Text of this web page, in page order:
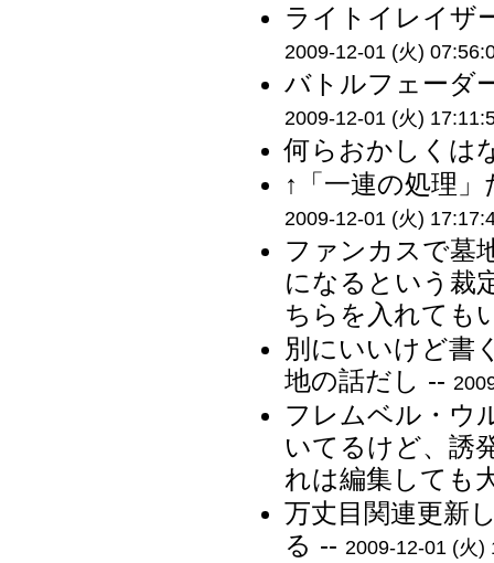
ライトイレイザ
2009-12-01 (火)
バトルフェーダ
2009-12-01 (火)
何らおかしくは
↑「一連の処理
2009-12-01 (火)
ファンカスで墓
になるという裁
ちらを入れても
別にいいけど書
地の話だし --
フレムベル・ウ
いてるけど、誘
れは編集しても
万丈目関連更新
る -- 2009-12-01 (火)